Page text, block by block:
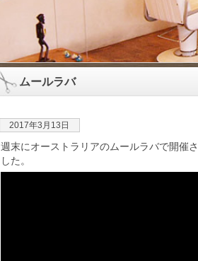
ムールラバ
2017年3月13日
週末にオーストラリアのムールラバで開催
した。